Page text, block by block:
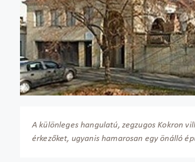
A különleges hangulatú, zegzugos Kokron
érkezőket, ugyanis hamarosan egy önálló